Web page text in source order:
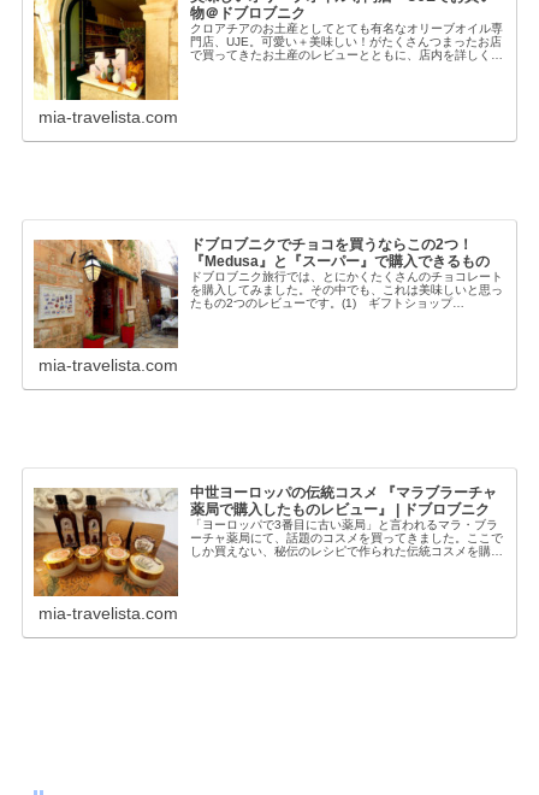
物＠ドブロブニク
クロアチアのお土産としてとても有名なオリーブオイル専
門店、UJE。可愛い＋美味しい！がたくさんつまったお店
で買ってきたお土産のレビューとともに、店内を詳しくご
mia-travelista.com
ドブロブニクでチョコを買うならこの2つ！
『Medusa』と『スーパー』で購入できるもの
ドブロブニク旅行では、とにかくたくさんのチョコレート
を購入してみました。その中でも、これは美味しいと思っ
たもの2つのレビューです。(1) ギフトショップ
mia-travelista.com
中世ヨーロッパの伝統コスメ 『マラブラーチャ
薬局で購入したものレビュー』 | ドブロブニク
「ヨーロッパで3番目に古い薬局」と言われるマラ・ブラ
ーチャ薬局にて、話題のコスメを買ってきました。ここで
しか買えない、秘伝のレシピで作られた伝統コスメを購入
mia-travelista.com